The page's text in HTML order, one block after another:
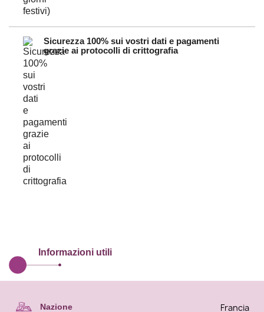
Sicurezza 100% sui vostri dati e pagamenti
grazie ai protocolli di crittografia
Informazioni utili
Nazione Francia